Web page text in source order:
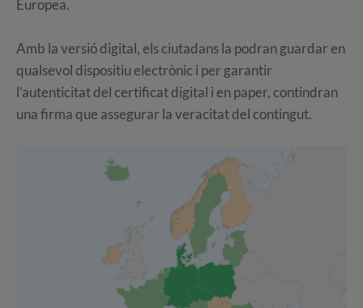
Europea.
Amb la versió digital, els ciutadans la podran guardar en
qualsevol dispositiu electrònic i per garantir
l'autenticitat del certificat digital i en paper, contindran
una firma que assegurar la veracitat del contingut.